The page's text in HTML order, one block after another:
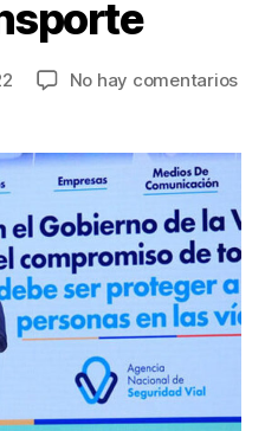
No hay comentariosen
los
un